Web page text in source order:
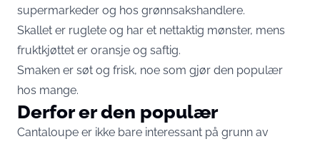
supermarkeder og hos grønnsakshandlere.
Skallet er ruglete og har et nettaktig mønster, mens
fruktkjøttet er oransje og saftig.
Smaken er søt og frisk, noe som gjør den populær
hos mange.
Derfor er den populær
Cantaloupe er ikke bare interessant på grunn av